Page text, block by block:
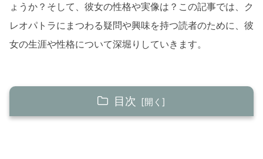
ょうか？そして、彼女の性格や実像は？この記事では、ク
レオパトラにまつわる疑問や興味を持つ読者のために、彼
女の生涯や性格について深堀りしていきます。
目次